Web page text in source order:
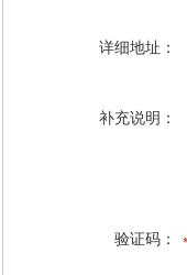
详细地址：
补充说明：
验证码：